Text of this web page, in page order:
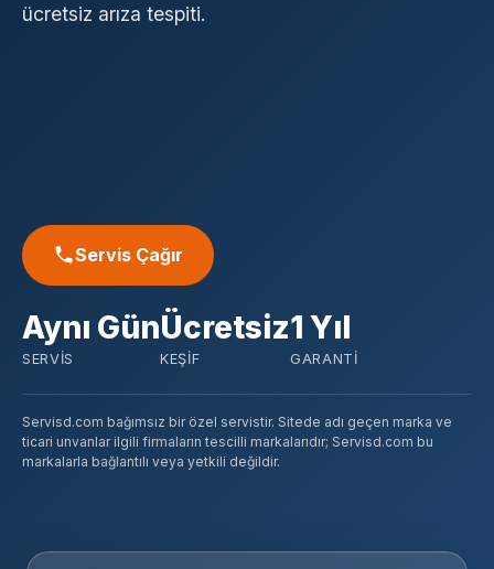
ücretsiz arıza tespiti.
Servis Çağır
Aynı Gün
SERVIS
Ücretsiz
KEŞIF
1 Yıl
GARANTI
Servisd.com bağımsız bir özel servistir. Sitede adı geçen marka ve
ticari unvanlar ilgili firmaların tescilli markalarıdır; Servisd.com bu
markalarla bağlantılı veya yetkili değildir.